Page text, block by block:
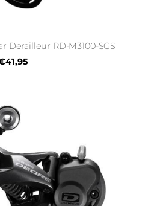
Derailleur RD-M3100-SGS